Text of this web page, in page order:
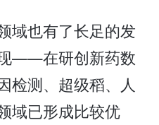
域也有了长足的发
——在研创新药数
检测、超级稻、人
域已形成比较优